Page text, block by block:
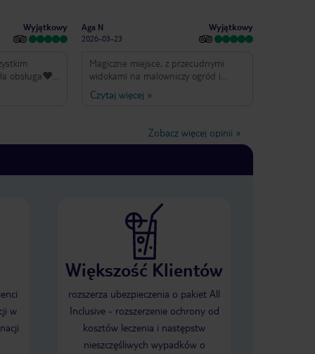
Wyjątkowy
obsługa❤️ I
!
mieliśmy
tylko dwa
Aga N
2026-03-23
Wyjątkowy
Magiczne miejsce, z przecudnymi
widokami na malowniczy ogród i
majestatyczny ocean, pokoje czyste
wyposażone w moskitiery, wiatrak,
uśmiechnięta obsługa dostarcza
wodę do pokoju tyle ile potrzebuje
Czytaj więcej »
Zobacz więcej opinii »
w
Większość Klientów
rozszerza ubezpieczenia o pakiet All
Inclusive - rozszerzenie ochrony od
kosztów leczenia i następstw
nieszczęśliwych wypadków o